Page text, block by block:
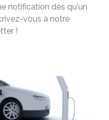
AU SALON
Juin 2026 à 06:00
notification dès qu'un
vous à notre
!